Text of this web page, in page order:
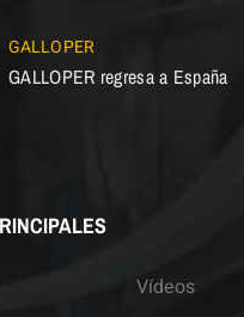
GALLOPER
GALLOPER regresa a España
Vídeos